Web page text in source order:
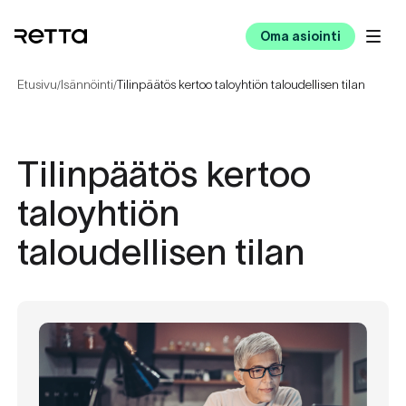
Oma asiointi
Etusivu/Isännöinti/Tilinpäätös kertoo taloyhtiön taloudellisen tilan
Tilinpäätös kertoo
taloyhtiön
taloudellisen tilan